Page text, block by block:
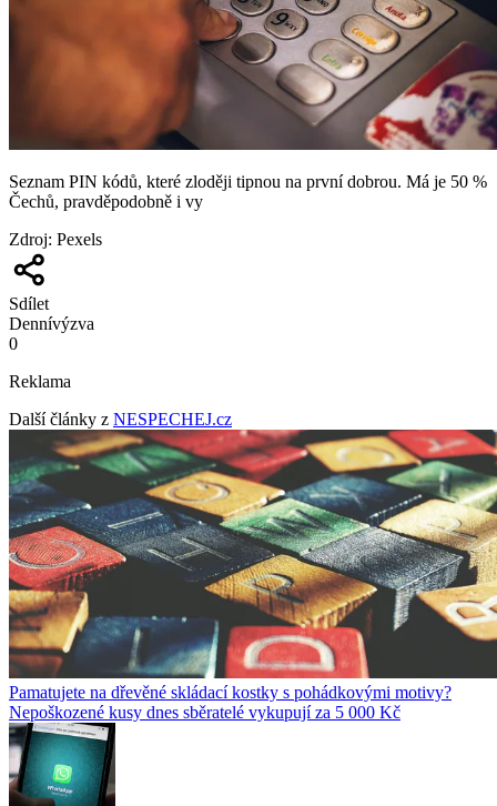
Seznam PIN kódů, které zloději tipnou na první dobrou. Má je 50 %
Čechů, pravděpodobně i vy
Zdroj: Pexels
Sdílet
Dennívýzva
0
Reklama
Další články z NESPECHEJ.cz
Pamatujete na dřevěné skládací kostky s pohádkovými motivy?
Nepoškozené kusy dnes sběratelé vykupují za 5 000 Kč